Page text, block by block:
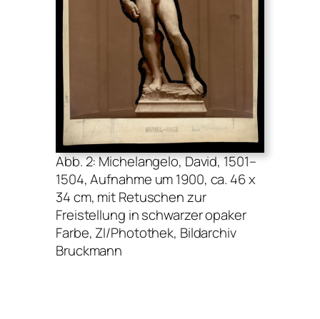
Abb. 2: Michelangelo, David, 1501–
1504, Aufnahme um 1900, ca. 46 x
34 cm, mit Retuschen zur
Freistellung in schwarzer opaker
Farbe, ZI/Photothek, Bildarchiv
Bruckmann